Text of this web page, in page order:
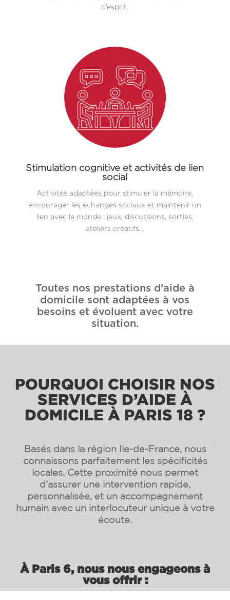
d’esprit.
Stimulation cognitive et activités de lien
social
Activités adaptées pour stimuler la mémoire,
encourager les échanges sociaux et maintenir un
lien avec le monde : jeux, discussions, sorties,
ateliers créatifs…
Toutes nos prestations d’aide à
domicile sont adaptées à vos
besoins et évoluent avec votre
situation.
POURQUOI CHOISIR NOS
SERVICES D’AIDE À
DOMICILE À PARIS 18 ?
Basés dans la région Ile-de-France, nous
connaissons parfaitement les spécificités
locales. Cette proximité nous permet
d’assurer une intervention rapide,
personnalisée, et un accompagnement
humain avec un interlocuteur unique à votre
écoute.
À Paris 6, nous nous engageons à
vous offrir :